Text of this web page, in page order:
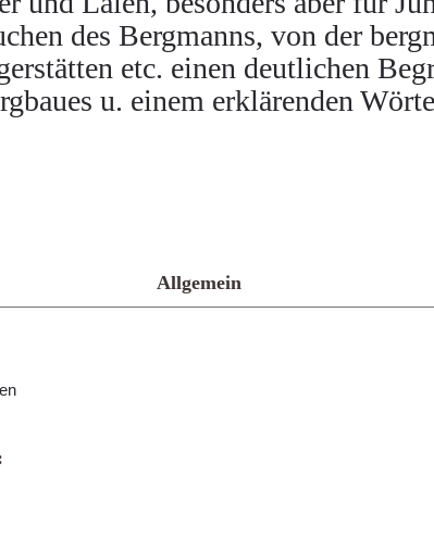
des Bergmanns, von der
etc. einen deutlichen
u. einem erklärenden
Allgemein